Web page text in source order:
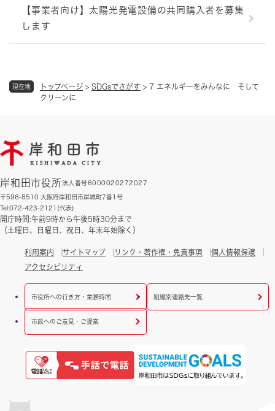
現在地 トップページ > SDGsでさがす > 7 エネルギーをみんなに そして
クリーンに
【事業者向け】太陽光発電設備の共同購入者を募集
します
岸和田市役所法人番号6000020272027
〒596-8510 大阪府岸和田市岸城町7番1号
Tel:072-423-2121(代表)
開庁時間:午前9時から午後5時30分まで
（土曜日、日曜日、祝日、年末年始除く）
利用案内 サイトマップ リンク・著作権・免責事項
個人情報保護
アクセシビリティ
市役所への行き方・業務時間 組織別連絡先一覧
市政へのご意見・ご提案